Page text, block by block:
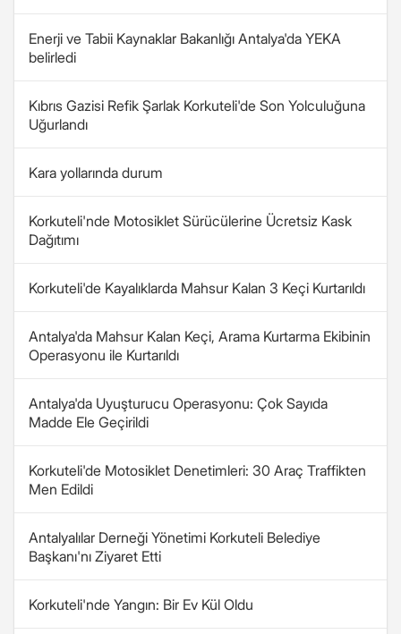
Enerji ve Tabii Kaynaklar Bakanlığı Antalya'da YEKA
belirledi
Kıbrıs Gazisi Refik Şarlak Korkuteli'de Son Yolculuğuna
Uğurlandı
Kara yollarında durum
Korkuteli'nde Motosiklet Sürücülerine Ücretsiz Kask
Dağıtımı
Korkuteli'de Kayalıklarda Mahsur Kalan 3 Keçi Kurtarıldı
Antalya'da Mahsur Kalan Keçi, Arama Kurtarma Ekibinin
Operasyonu ile Kurtarıldı
Antalya'da Uyuşturucu Operasyonu: Çok Sayıda
Madde Ele Geçirildi
Korkuteli'de Motosiklet Denetimleri: 30 Araç Traffikten
Men Edildi
Antalyalılar Derneği Yönetimi Korkuteli Belediye
Başkanı'nı Ziyaret Etti
Korkuteli'nde Yangın: Bir Ev Kül Oldu